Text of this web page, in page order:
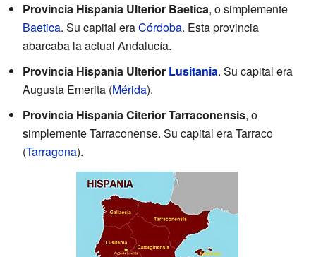
Provincia Hispania Ulterior Baetica, o simplemente
Baetica. Su capital eraCórdoba. Esta provincia
abarcaba la actual Andalucía.
Provincia Hispania Ulterior Lusitania. Su capital era
Augusta Emerita (Mérida).
Provincia Hispania Citerior Tarraconensis, o
simplemente Tarraconense. Su capital era Tarraco
(Tarragona).